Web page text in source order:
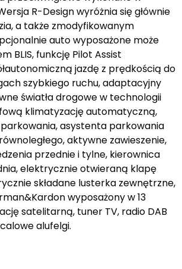
R-Design wyróżnia się głównie
a także zmodyfikowanym
auto wyposażone może
BLIS, funkcję Pilot Assist
jazdę z prędkością do
szybkiego ruchu, adaptacyjny
światła drogowe w technologii
klimatyzację automatyczną,
asystenta parkowania
aktywne zawieszenie,
przednie i tylne, kierownica
elektrycznie otwieraną klapę
składane lusterka zewnętrzne,
wyposażony w 13
satelitarną, tuner TV, radio DAB
alufelgi.